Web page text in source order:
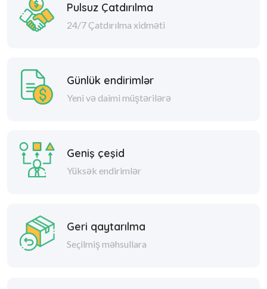
Pulsuz Çatdırılma
24/7 Çatdırılma xidməti
Günlük endirimlər
Yeni və daimi müştərilərə
Geniş çeşid
Yüksək endirimlər
Geri qaytarılma
Seçilmiş məhsullara